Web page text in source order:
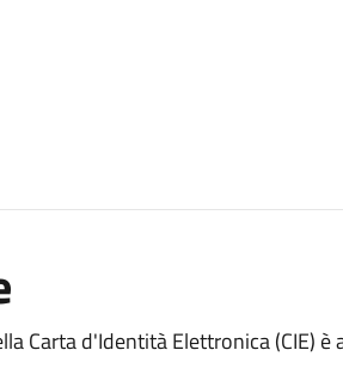
Carta d'Identità Elettronica (CIE) è